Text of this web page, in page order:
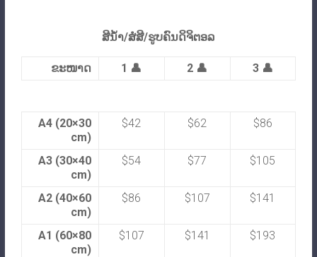
ສີນ້ຳ/ສໍສີ/ຮູບຄົນດິຈິຕອລ
ຂະໜາດ 1 👤 2 👤 3 👤
A4 (20×30
cm)
$42 $62 $86
A3 (30×40
cm)
$54 $77 $105
A2 (40×60
cm)
$86 $107 $141
A1 (60×80
cm)
$107 $141 $193